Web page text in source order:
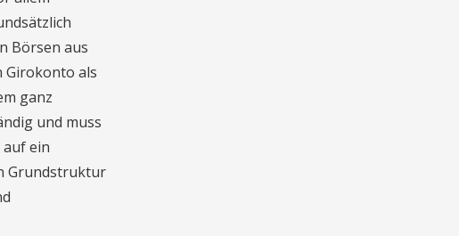
Börsen aus
Girokonto als
ganz
und muss
ein
Grundstruktur